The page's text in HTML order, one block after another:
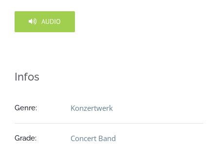
AUDIO
Infos
Genre: Konzertwerk
Grade:
Concert Band